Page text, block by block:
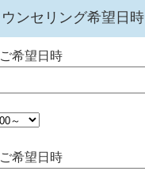
ンセリング希望日時
希望日時
希望日時